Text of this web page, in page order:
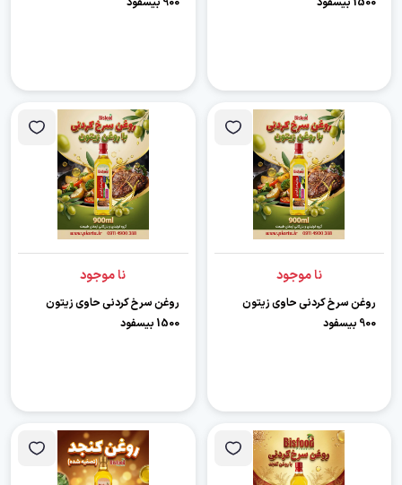
نا موجود
روغن سرخ کردنی حاوی زیتون
900 بیسفود
نا موجود
روغن سرخ کردنی حاوی زیتون
1500 بیسفود